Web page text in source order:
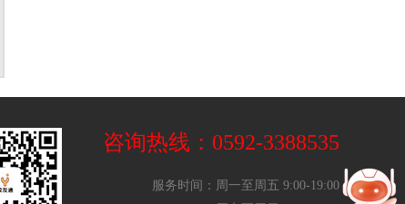
咨询热线：0592-3388535
服务时间：周一至周五 9:00-19:00